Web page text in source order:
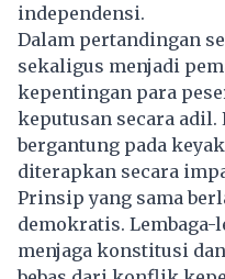
independensi.
Dalam pertandingan
sekaligus menjadi
kepentingan para
keputusan secara
bergantung pada
diterapkan secara
Prinsip yang sama
demokratis. Lembaga-
menjaga konstitusi